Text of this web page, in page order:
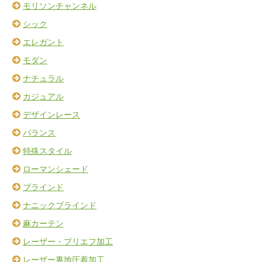
モリソンチャンネル
シック
エレガント
モダン
ナチュラル
カジュアル
デザインレース
バランス
特殊スタイル
ローマンシェード
ブラインド
ナニックブラインド
麻カーテン
レーザー・プリエフ加工
レーザー裏地圧着加工